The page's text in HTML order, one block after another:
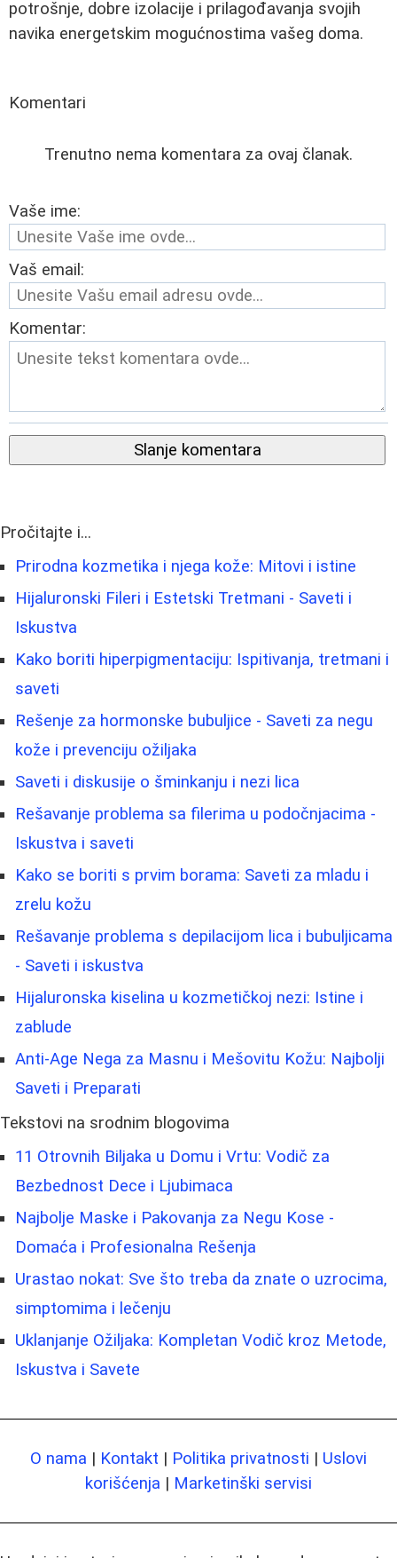
potrošnje, dobre izolacije i prilagođavanja svojih
navika energetskim mogućnostima vašeg doma.
Komentari
Trenutno nema komentara za ovaj članak.
Vaše ime:
Vaš email:
Komentar:
Slanje komentara
Pročitajte i...
Prirodna kozmetika i njega kože: Mitovi i istine
Hijaluronski Fileri i Estetski Tretmani - Saveti i
Iskustva
Kako boriti hiperpigmentaciju: Ispitivanja, tretmani i
saveti
Rešenje za hormonske bubuljice - Saveti za negu
kože i prevenciju ožiljaka
Saveti i diskusije o šminkanju i nezi lica
Rešavanje problema sa filerima u podočnjacima -
Iskustva i saveti
Kako se boriti s prvim borama: Saveti za mladu i
zrelu kožu
Rešavanje problema s depilacijom lica i bubuljicama
- Saveti i iskustva
Hijaluronska kiselina u kozmetičkoj nezi: Istine i
zablude
Anti-Age Nega za Masnu i Mešovitu Kožu: Najbolji
Saveti i Preparati
Tekstovi na srodnim blogovima
11 Otrovnih Biljaka u Domu i Vrtu: Vodič za
Bezbednost Dece i Ljubimaca
Najbolje Maske i Pakovanja za Negu Kose -
Domaća i Profesionalna Rešenja
Urastao nokat: Sve što treba da znate o uzrocima,
simptomima i lečenju
Uklanjanje Ožiljaka: Kompletan Vodič kroz Metode,
Iskustva i Savete
O nama | Kontakt | Politika privatnosti | Uslovi
korišćenja | Marketinški servisi